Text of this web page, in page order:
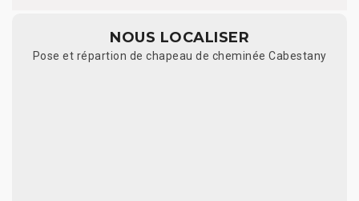
NOUS LOCALISER
Pose et répartion de chapeau de cheminée Cabestany